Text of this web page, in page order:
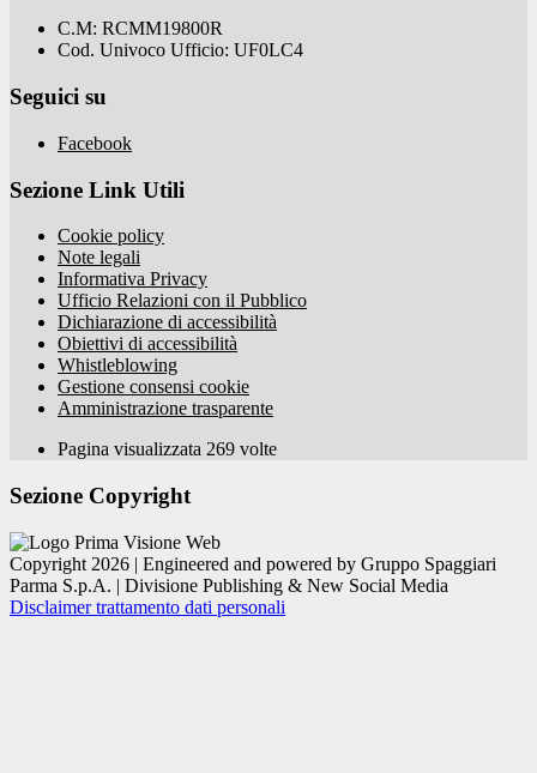
C.M: RCMM19800R
Cod. Univoco Ufficio: UF0LC4
Seguici su
Facebook
Sezione Link Utili
Cookie policy
Note legali
Informativa Privacy
Ufficio Relazioni con il Pubblico
Dichiarazione di accessibilità
Obiettivi di accessibilità
Whistleblowing
Gestione consensi cookie
Amministrazione trasparente
Pagina visualizzata 269 volte
Sezione Copyright
Copyright 2026 | Engineered and powered by Gruppo Spaggiari
Parma S.p.A. | Divisione Publishing & New Social Media
Disclaimer trattamento dati personali